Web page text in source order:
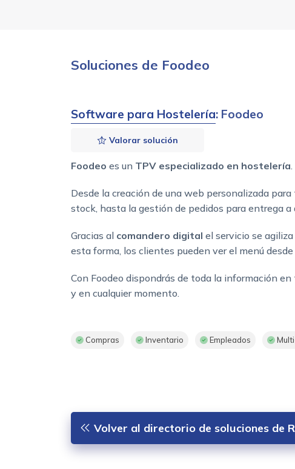
Soluciones de Foodeo
Software para Hostelería: Foodeo
Valorar solución
Foodeo es un TPV especializado en hostelería
Desde la creación de una web personalizada
stock, hasta la gestión de pedidos para entrega a
Gracias al comandero digital el servicio se
esta forma, los clientes pueden ver el menú
Con Foodeo dispondrás de toda la información
y en cualquier momento.
Compras Inventario Empleados
Volver al directorio de soluciones de